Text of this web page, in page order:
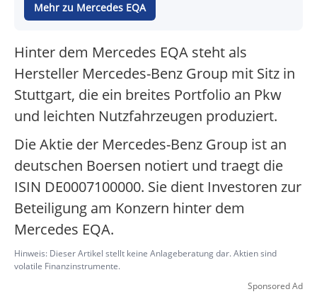
Mehr zu Mercedes EQA
Hinter dem Mercedes EQA steht als
Hersteller Mercedes-Benz Group mit Sitz in
Stuttgart, die ein breites Portfolio an Pkw
und leichten Nutzfahrzeugen produziert.
Die Aktie der Mercedes-Benz Group ist an
deutschen Boersen notiert und traegt die
ISIN DE0007100000. Sie dient Investoren zur
Beteiligung am Konzern hinter dem
Mercedes EQA.
Hinweis: Dieser Artikel stellt keine Anlageberatung dar. Aktien sind
volatile Finanzinstrumente.
Sponsored Ad